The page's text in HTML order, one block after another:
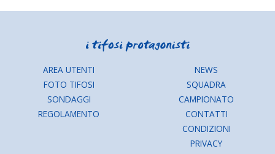
AREA UTENTI
FOTO TIFOSI
SONDAGGI
REGOLAMENTO
NEWS
SQUADRA
CAMPIONATO
CONTATTI
CONDIZIONI
PRIVACY